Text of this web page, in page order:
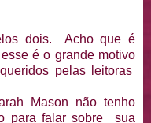
dois. Acho que é
é o grande motivo
pelas leitoras
Mason não tenho
para falar sobre sua